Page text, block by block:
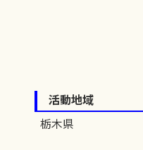
活動地域
栃木県